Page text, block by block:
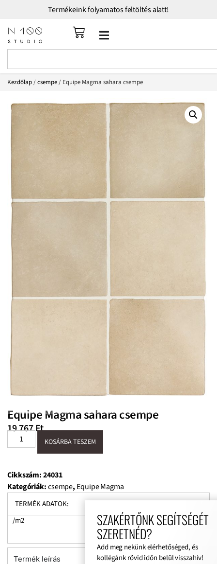
Termékeink folyamatos feltöltés alatt!
Kezdőlap/csempe/ Equipe Magma sahara csempe
Equipe Magma sahara csempe
19 767Ft
KOSÁRBA TESZEM
Cikkszám:24031
Kategóriák:csempe, Equipe Magma
TERMÉK ADATOK:
/m2
Termék leírás
SZAKÉRTŐNK SEGÍTSÉGÉT
SZERETNÉD?
Add meg nekünk elérhetőséged, és
kollégánk rövid időn belül visszahív!